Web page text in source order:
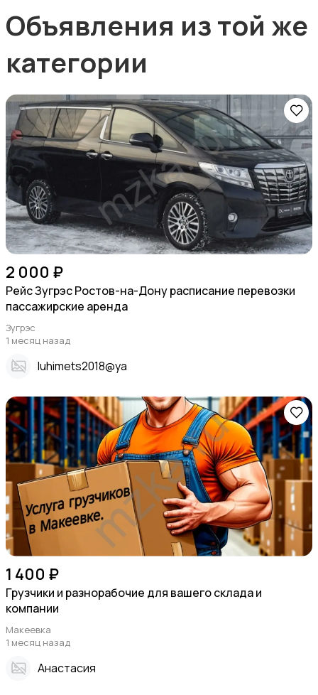
Объявления из той же
категории
2 000 ₽
Рейс Зугрэс Ростов-на-Дону расписание перевозки
пассажирские аренда
Зугрэс
1 месяц назад
Iuhimets2018@ya
1 400 ₽
Грузчики и разнорабочие для вашего склада и
компании
Макеевка
1 месяц назад
Анастасия